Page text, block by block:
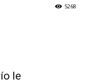
5268
le